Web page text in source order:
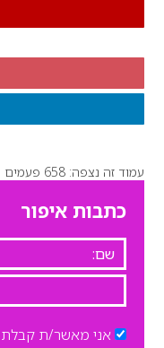
עמוד זה נצפה: 658 פעמים
כתבות איפור
אני מאשר/ת קבלת